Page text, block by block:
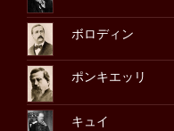
ボロディン
ポンキエッリ
キュイ